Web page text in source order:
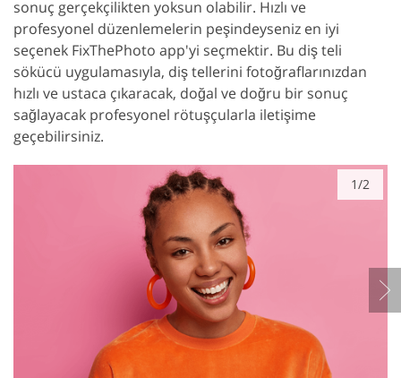
sonuç gerçekçilikten yoksun olabilir. Hızlı ve
profesyonel düzenlemelerin peşindeyseniz en iyi
seçenek FixThePhoto app'yi seçmektir. Bu diş teli
sökücü uygulamasıyla, diş tellerini fotoğraflarınızdan
hızlı ve ustaca çıkaracak, doğal ve doğru bir sonuç
sağlayacak profesyonel rötuşçularla iletişime
geçebilirsiniz.
1/2